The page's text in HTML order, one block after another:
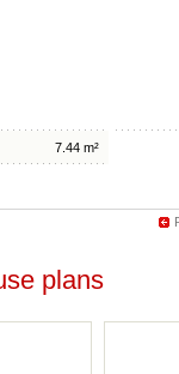
7.44 m²
plans